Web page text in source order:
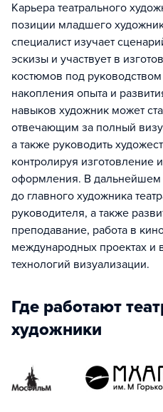
Карьера театрального
позиции младшего
специалист изучает
эскизы и участвует в
костюмов под
накопления опыта и
навыков художник может
отвечающим за полный
а также руководить
контролируя изготовление
оформления. В дальнейшем
до главного художника
руководителя, а также
преподавание, работа в
международных проектах
технологий визуализации.
Где работают
художники